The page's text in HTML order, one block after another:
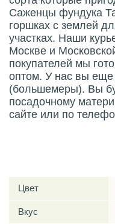
Саженцы фундука
горшках с землей
участках. Наши
Москве и
покупателей мы
оптом. У нас вы еще
(большемеры). Вы
посадочному
сайте или по
Цвет
Вкус